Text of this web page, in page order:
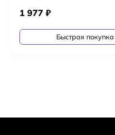
1 977 ₽
Быстрая покупка